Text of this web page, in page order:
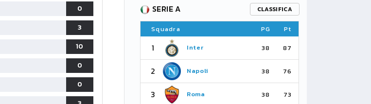
0
3
10
0
0
38
38
SERIE A CLASSIFICA
Squadra PG Pt
1 Inter 38 87
2 Napoli 38 76
3 Roma 38 73